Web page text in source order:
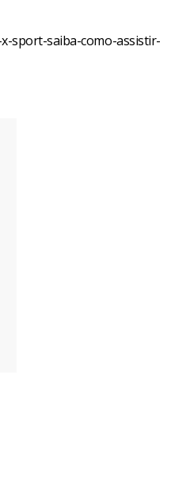
sport-saiba-como-assistir-